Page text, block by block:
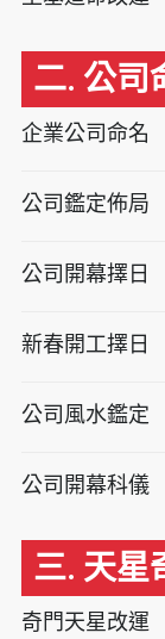
二. 公司
企業公司命名
公司鑑定佈局
公司開幕擇日
新春開工擇日
公司風水鑑定
公司開幕科儀
三. 天星
奇門天星改運